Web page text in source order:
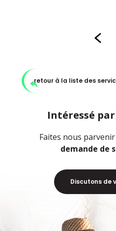
Intéressé par
Faites nous
demande de
retour à la liste des
Discutons de